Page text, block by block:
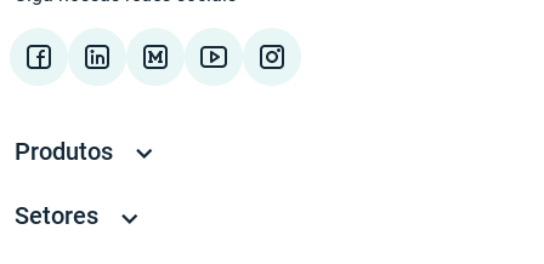
Produtos
Setores